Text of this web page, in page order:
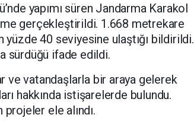
yapımı süren Jandarma Karakol
gerçekleştirildi. 1.668 metrekare
yüzde 40 seviyesine ulaştığı bildirildi.
sürdüğü ifade edildi.
ve vatandaşlarla bir araya gelerek
hakkında istişarelerde bulundu.
ele alındı.